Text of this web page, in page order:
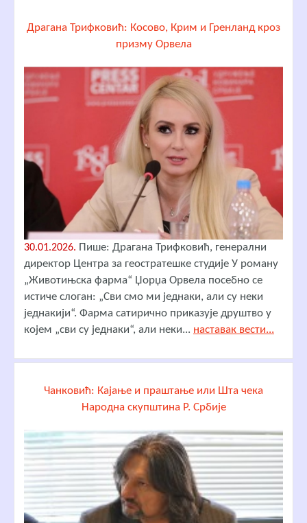
Драгана Трифковић: Косово, Крим и Гренланд кроз
призму Орвела
30.01.2026. Пише: Драгана Трифковић, генерални
директор Центра за геостратешке студије У роману
„Животињска фарма“ Џорџа Орвела посебно се
истиче слоган: „Сви смо ми једнаки, али су неки
једнакији“. Фарма сатирично приказује друштво у
којем „сви су једнаки“, али неки... наставак вести...
Чанковић: Кајање и праштање или Шта чека
Народна скупштина Р. Србије